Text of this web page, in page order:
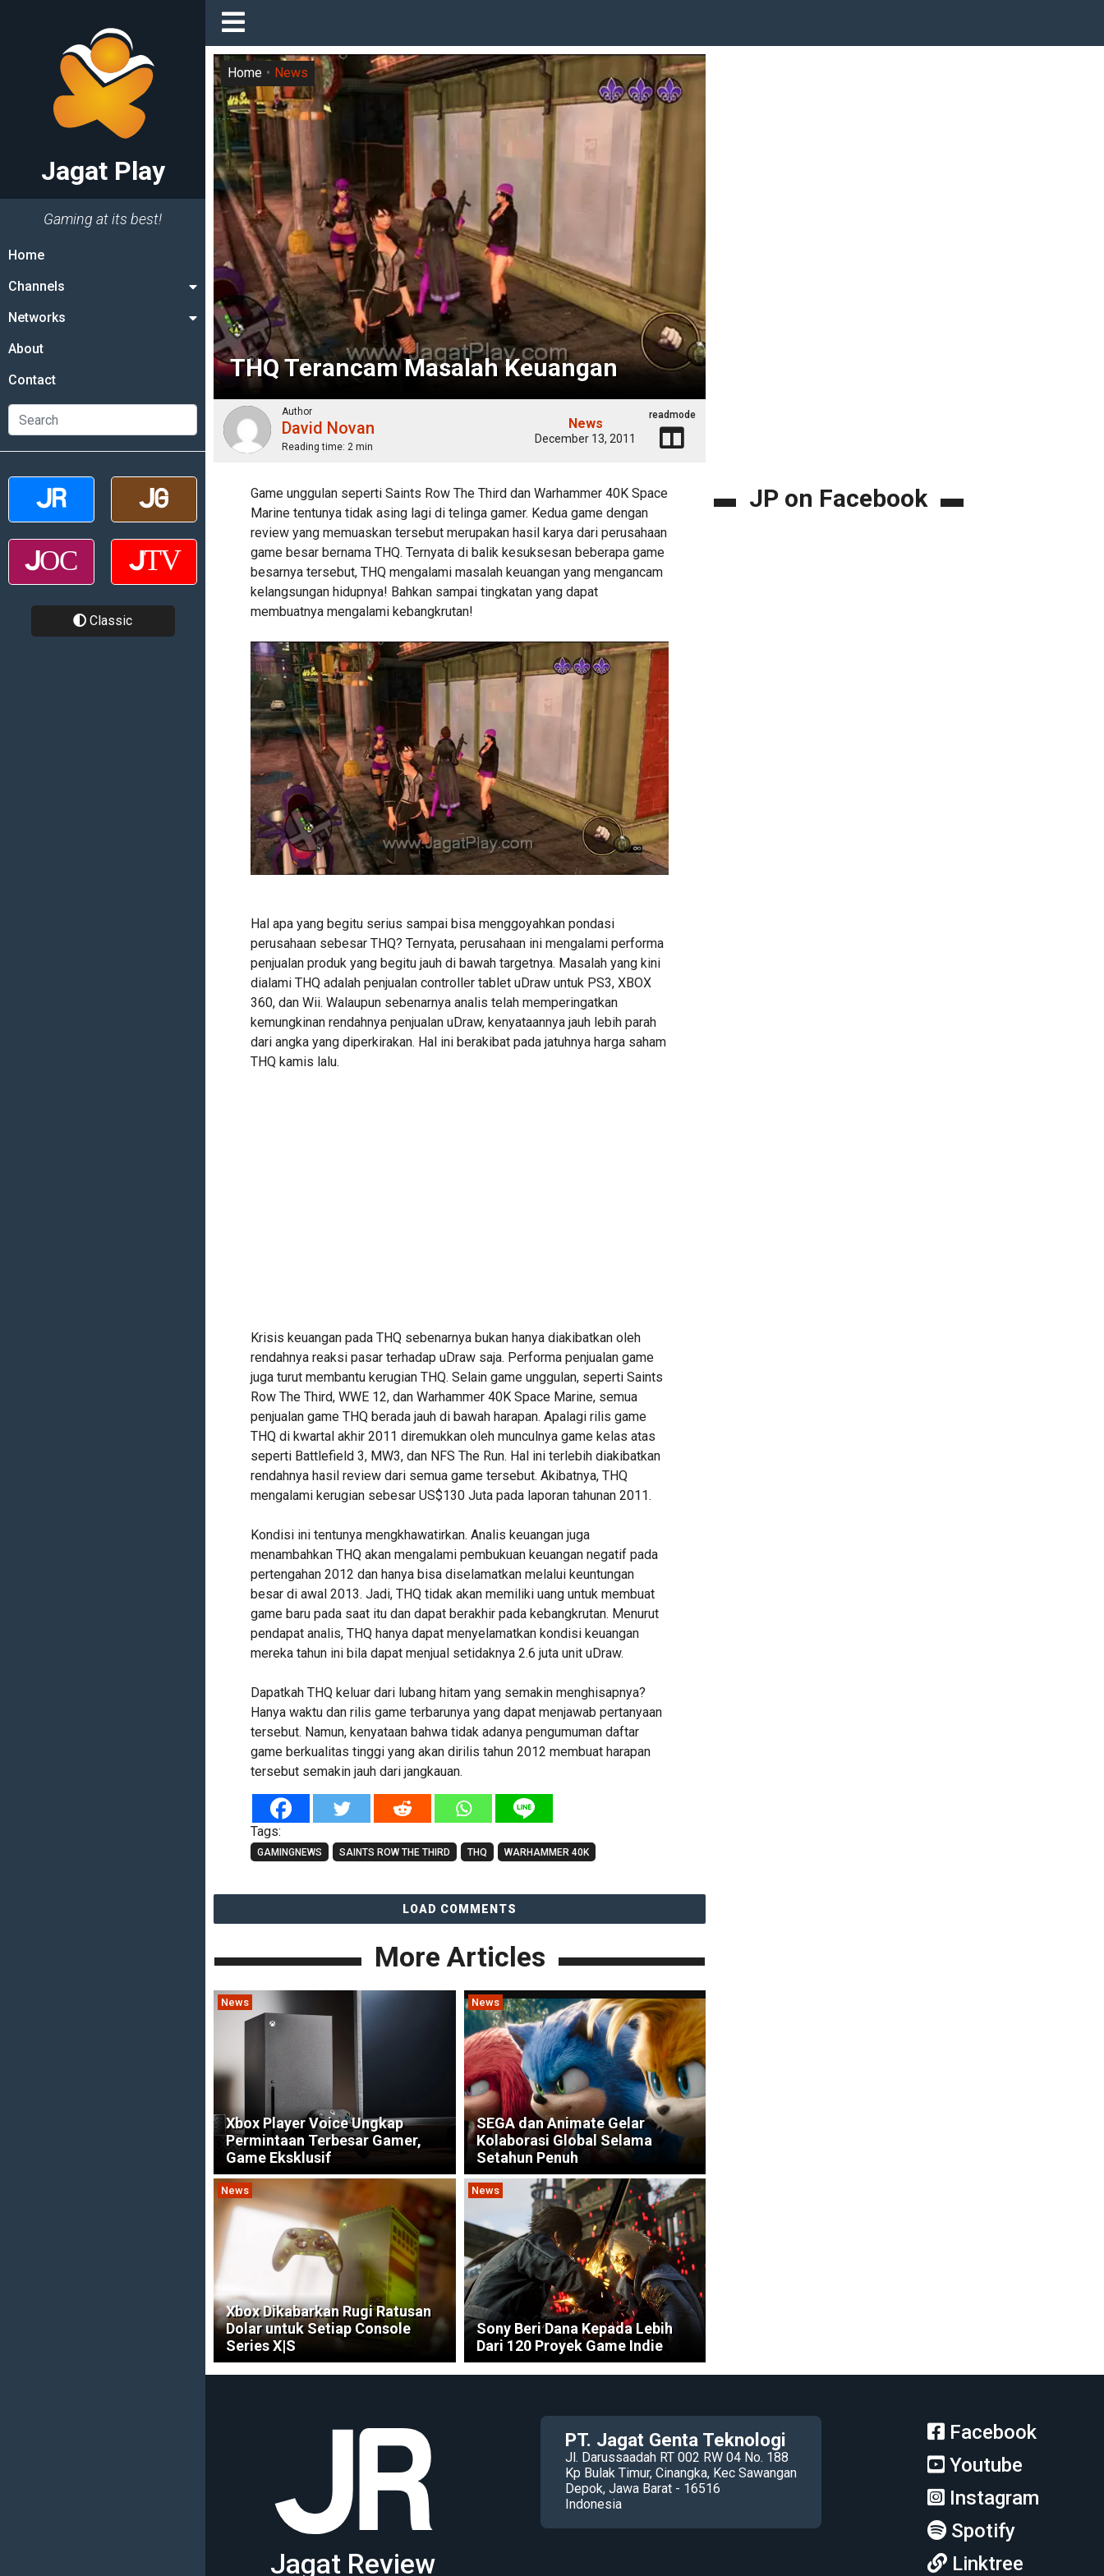
Jagat Play
Gaming at its best!
Home
Channels
Networks
About
Contact
Classic
THQ Terancam Masalah Keuangan
Home News
Author
David Novan
Reading time: 2 min
News
December 13, 2011
readmode
Game unggulan seperti Saints Row The Third dan Warhammer 40K Space
Marine tentunya tidak asing lagi di telinga gamer. Kedua game dengan
review yang memuaskan tersebut merupakan hasil karya dari perusahaan
game besar bernama THQ. Ternyata di balik kesuksesan beberapa game
besarnya tersebut, THQ mengalami masalah keuangan yang mengancam
kelangsungan hidupnya! Bahkan sampai tingkatan yang dapat
membuatnya mengalami kebangkrutan!
Hal apa yang begitu serius sampai bisa menggoyahkan pondasi
perusahaan sebesar THQ? Ternyata, perusahaan ini mengalami performa
penjualan produk yang begitu jauh di bawah targetnya. Masalah yang kini
dialami THQ adalah penjualan controller tablet uDraw untuk PS3, XBOX
360, dan Wii. Walaupun sebenarnya analis telah memperingatkan
kemungkinan rendahnya penjualan uDraw, kenyataannya jauh lebih parah
dari angka yang diperkirakan. Hal ini berakibat pada jatuhnya harga saham
THQ kamis lalu.
Krisis keuangan pada THQ sebenarnya bukan hanya diakibatkan oleh
rendahnya reaksi pasar terhadap uDraw saja. Performa penjualan game
juga turut membantu kerugian THQ. Selain game unggulan, seperti Saints
Row The Third, WWE 12, dan Warhammer 40K Space Marine, semua
penjualan game THQ berada jauh di bawah harapan. Apalagi rilis game
THQ di kwartal akhir 2011 diremukkan oleh munculnya game kelas atas
seperti Battlefield 3, MW3, dan NFS The Run. Hal ini terlebih diakibatkan
rendahnya hasil review dari semua game tersebut. Akibatnya, THQ
mengalami kerugian sebesar US$130 Juta pada laporan tahunan 2011.
Kondisi ini tentunya mengkhawatirkan. Analis keuangan juga
menambahkan THQ akan mengalami pembukuan keuangan negatif pada
pertengahan 2012 dan hanya bisa diselamatkan melalui keuntungan
besar di awal 2013. Jadi, THQ tidak akan memiliki uang untuk membuat
game baru pada saat itu dan dapat berakhir pada kebangkrutan. Menurut
pendapat analis, THQ hanya dapat menyelamatkan kondisi keuangan
mereka tahun ini bila dapat menjual setidaknya 2.6 juta unit uDraw.
Dapatkah THQ keluar dari lubang hitam yang semakin menghisapnya?
Hanya waktu dan rilis game terbarunya yang dapat menjawab pertanyaan
tersebut. Namun, kenyataan bahwa tidak adanya pengumuman daftar
game berkualitas tinggi yang akan dirilis tahun 2012 membuat harapan
tersebut semakin jauh dari jangkauan.
Tags:
GAMINGNEWS SAINTS ROW THE THIRD THQ WARHAMMER 40K
LOAD COMMENTS
More Articles
News
Xbox Player Voice Ungkap
Permintaan Terbesar Gamer,
Game Eksklusif
News
SEGA dan Animate Gelar
Kolaborasi Global Selama
Setahun Penuh
News
Xbox Dikabarkan Rugi Ratusan
Dolar untuk Setiap Console
Series X|S
News
Sony Beri Dana Kepada Lebih
Dari 120 Proyek Game Indie
JP on Facebook
Jagat Review
PT. Jagat Genta Teknologi
Jl. Darussaadah RT 002 RW 04 No. 188
Kp Bulak Timur, Cinangka, Kec Sawangan
Depok, Jawa Barat - 16516
Indonesia
Facebook
Youtube
Instagram
Spotify
Linktree